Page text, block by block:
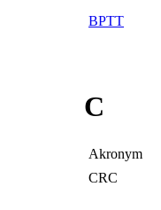
BPTT
C
Akronym
CRC